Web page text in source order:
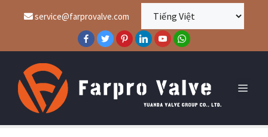
service@farprovalve.com